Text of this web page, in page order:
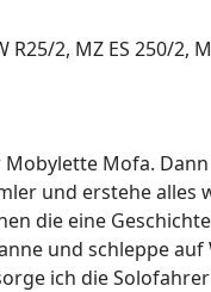
2, MZ ES 250/2,
Mofa.
und erstehe alles
die eine
und schleppe
ich die